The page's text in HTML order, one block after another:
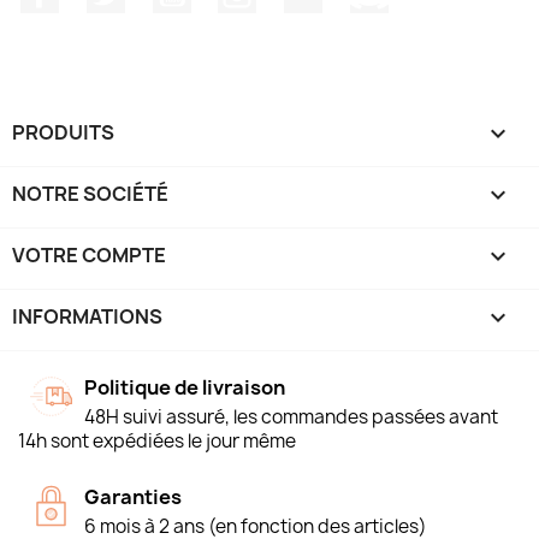
PRODUITS 
NOTRE SOCIÉTÉ 
VOTRE COMPTE 
INFORMATIONS keyboard_arrow_down
Politique de livraison
48H suivi assuré, les commandes passées avant
14h sont expédiées le jour même
Garanties
6 mois à 2 ans (en fonction des articles)